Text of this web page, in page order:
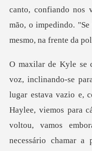
iando nos
mão, o impedindo. "Se
estava vazio e,
Haylee, viemos para
voltou, vamo